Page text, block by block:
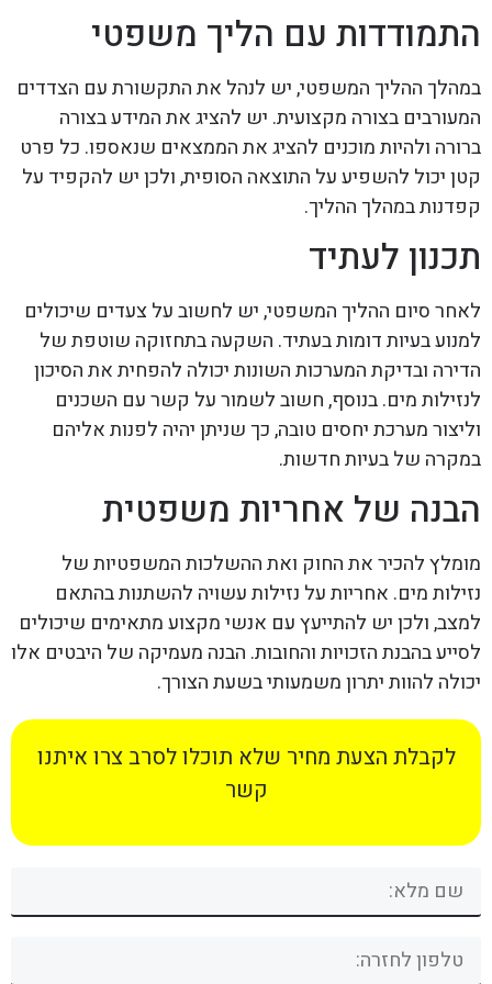
התמודדות עם הליך משפטי
במהלך ההליך המשפטי, יש לנהל את התקשורת עם הצדדים
המעורבים בצורה מקצועית. יש להציג את המידע בצורה
ברורה ולהיות מוכנים להציג את הממצאים שנאספו. כל פרט
קטן יכול להשפיע על התוצאה הסופית, ולכן יש להקפיד על
קפדנות במהלך ההליך.
תכנון לעתיד
לאחר סיום ההליך המשפטי, יש לחשוב על צעדים שיכולים
למנוע בעיות דומות בעתיד. השקעה בתחזוקה שוטפת של
הדירה ובדיקת המערכות השונות יכולה להפחית את הסיכון
לנזילות מים. בנוסף, חשוב לשמור על קשר עם השכנים
וליצור מערכת יחסים טובה, כך שניתן יהיה לפנות אליהם
במקרה של בעיות חדשות.
הבנה של אחריות משפטית
מומלץ להכיר את החוק ואת ההשלכות המשפטיות של
נזילות מים. אחריות על נזילות עשויה להשתנות בהתאם
למצב, ולכן יש להתייעץ עם אנשי מקצוע מתאימים שיכולים
לסייע בהבנת הזכויות והחובות. הבנה מעמיקה של היבטים אלו
יכולה להוות יתרון משמעותי בשעת הצורך.
לקבלת הצעת מחיר שלא תוכלו לסרב צרו איתנו
קשר